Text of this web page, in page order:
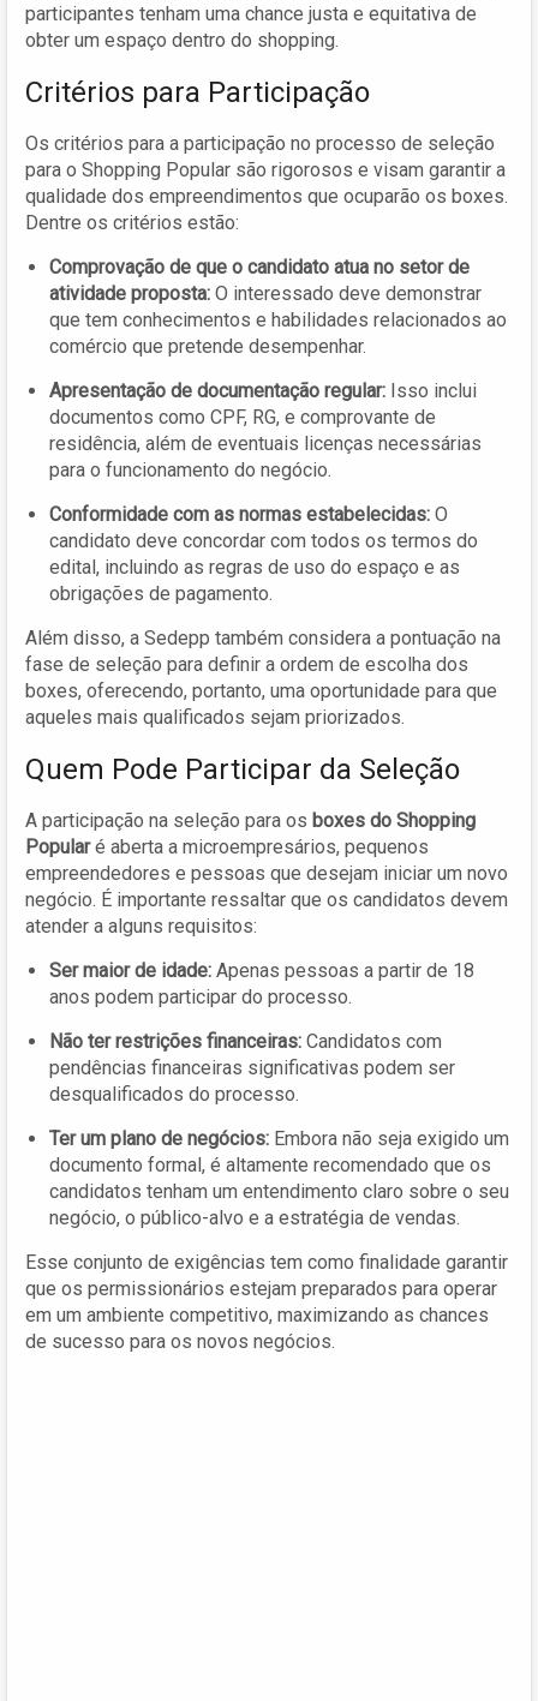
participantes tenham uma chance justa e equitativa de
obter um espaço dentro do shopping.
Critérios para Participação
Os critérios para a participação no processo de seleção
para o Shopping Popular são rigorosos e visam garantir a
qualidade dos empreendimentos que ocuparão os boxes.
Dentre os critérios estão:
Comprovação de que o candidato atua no setor de
atividade proposta: O interessado deve demonstrar
que tem conhecimentos e habilidades relacionados ao
comércio que pretende desempenhar.
Apresentação de documentação regular: Isso inclui
documentos como CPF, RG, e comprovante de
residência, além de eventuais licenças necessárias
para o funcionamento do negócio.
Conformidade com as normas estabelecidas: O
candidato deve concordar com todos os termos do
edital, incluindo as regras de uso do espaço e as
obrigações de pagamento.
Além disso, a Sedepp também considera a pontuação na
fase de seleção para definir a ordem de escolha dos
boxes, oferecendo, portanto, uma oportunidade para que
aqueles mais qualificados sejam priorizados.
Quem Pode Participar da Seleção
A participação na seleção para os boxes do Shopping
Popularé aberta a microempresários, pequenos
empreendedores e pessoas que desejam iniciar um novo
negócio. É importante ressaltar que os candidatos devem
atender a alguns requisitos:
Ser maior de idade: Apenas pessoas a partir de 18
anos podem participar do processo.
Não ter restrições financeiras: Candidatos com
pendências financeiras significativas podem ser
desqualificados do processo.
Ter um plano de negócios: Embora não seja exigido um
documento formal, é altamente recomendado que os
candidatos tenham um entendimento claro sobre o seu
negócio, o público-alvo e a estratégia de vendas.
Esse conjunto de exigências tem como finalidade garantir
que os permissionários estejam preparados para operar
em um ambiente competitivo, maximizando as chances
de sucesso para os novos negócios.